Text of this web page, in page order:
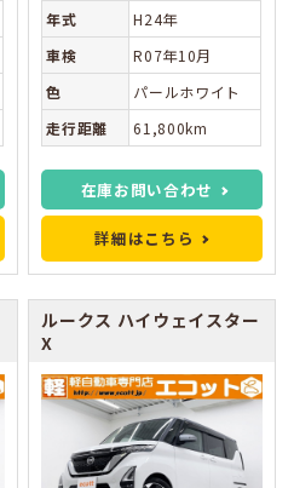
年式
H24年
車検
R07年10月
色
パールホワイト
走行距離
61,800km
在庫お問い合わせ
詳細はこちら
ルークス ハイウェイスター
X